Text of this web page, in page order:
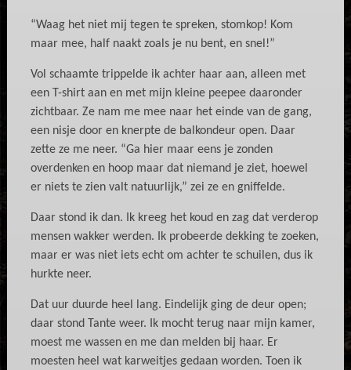
“Waag het niet mij tegen te spreken, stomkop! Kom
maar mee, half naakt zoals je nu bent, en snel!”
Vol schaamte trippelde ik achter haar aan, alleen met
een T-shirt aan en met mijn kleine peepee daaronder
zichtbaar. Ze nam me mee naar het einde van de gang,
een nisje door en knerpte de balkondeur open. Daar
zette ze me neer. “Ga hier maar eens je zonden
overdenken en hoop maar dat niemand je ziet, hoewel
er niets te zien valt natuurlijk,” zei ze en gniffelde.
Daar stond ik dan. Ik kreeg het koud en zag dat verderop
mensen wakker werden. Ik probeerde dekking te zoeken,
maar er was niet iets echt om achter te schuilen, dus ik
hurkte neer.
Dat uur duurde heel lang. Eindelijk ging de deur open;
daar stond Tante weer. Ik mocht terug naar mijn kamer,
moest me wassen en me dan melden bij haar. Er
moesten heel wat karweitjes gedaan worden. Toen ik